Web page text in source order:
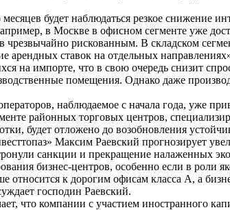
будет наблюдаться резкое снижение
в Москве в офисном сегменте уже
рискованным. В складском
ставок на отдельных
на импорте, что в свою очередь снизит
помещения. Однако даже
наблюдаемое с начала года, уже
районных торговых центров,
будет отложено до возобновления
Максим Раевский прогнозирует
санкции и прекращение налаженных
бизнес-центров, особенно если в роли
относится к дорогим офисам класса А, а
господин Раевский.
что компании с участием иностранного